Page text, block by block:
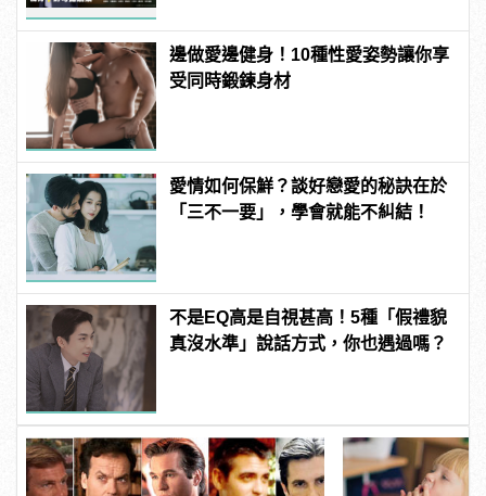
邊做愛邊健身！10種性愛姿勢讓你享
受同時鍛鍊身材
愛情如何保鮮？談好戀愛的秘訣在於
「三不一要」，學會就能不糾結！
不是EQ高是自視甚高！5種「假禮貌
真沒水準」說話方式，你也遇過嗎？